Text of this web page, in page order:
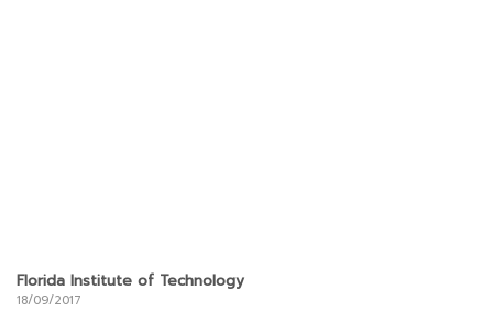
Florida Institute of Technology
18/09/2017